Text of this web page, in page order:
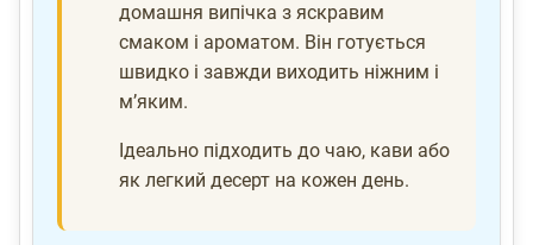
домашня випічка з яскравим
смаком і ароматом. Він готується
швидко і завжди виходить ніжним і
м’яким.
Ідеально підходить до чаю, кави або
як легкий десерт на кожен день.